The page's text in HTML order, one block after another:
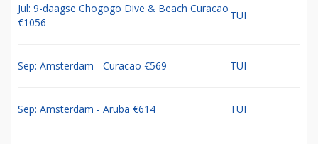
Jul: 9-daagse Chogogo Dive & Beach Curacao
€1056
TUI
Sep: Amsterdam - Curacao €569 TUI
Sep: Amsterdam - Aruba €614 TUI